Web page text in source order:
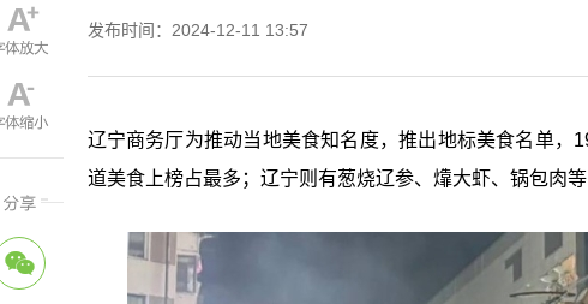
发布时间：2024-12-11 13:57
辽宁商务厅为推动当地美食知名度，推出地标美食名单，
道美食上榜占最多；辽宁则有葱烧辽参、㸆大虾、锅包肉